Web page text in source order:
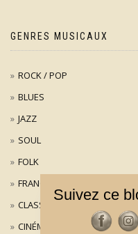
GENRES MUSICAUX
ROCK / POP
BLUES
JAZZ
SOUL
FOLK
FRANÇAIS
CLASSIQUE
CINÉMA
Suivez ce